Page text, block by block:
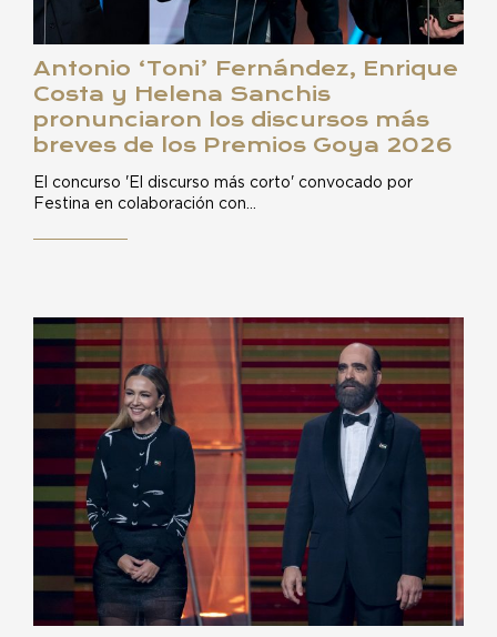
Antonio ‘Toni’ Fernández, Enrique
Costa y Helena Sanchis
pronunciaron los discursos más
breves de los Premios Goya 2026
El concurso 'El discurso más corto' convocado por
Festina en colaboración con…